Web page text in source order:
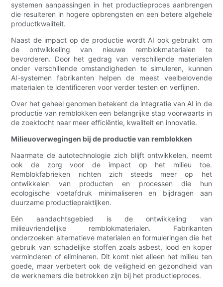
systemen aanpassingen in het productieproces aanbrengen
die resulteren in hogere opbrengsten en een betere algehele
productkwaliteit.
Naast de impact op de productie wordt AI ook gebruikt om
de ontwikkeling van nieuwe remblokmaterialen te
bevorderen. Door het gedrag van verschillende materialen
onder verschillende omstandigheden te simuleren, kunnen
AI-systemen fabrikanten helpen de meest veelbelovende
materialen te identificeren voor verder testen en verfijnen.
Over het geheel genomen betekent de integratie van AI in de
productie van remblokken een belangrijke stap voorwaarts in
de zoektocht naar meer efficiëntie, kwaliteit en innovatie.
Milieuoverwegingen bij de productie van remblokken
Naarmate de autotechnologie zich blijft ontwikkelen, neemt
ook de zorg voor de impact op het milieu toe.
Remblokfabrieken richten zich steeds meer op het
ontwikkelen van producten en processen die hun
ecologische voetafdruk minimaliseren en bijdragen aan
duurzame productiepraktijken.
Eén aandachtsgebied is de ontwikkeling van
milieuvriendelijke remblokmaterialen. Fabrikanten
onderzoeken alternatieve materialen en formuleringen die het
gebruik van schadelijke stoffen zoals asbest, lood en koper
verminderen of elimineren. Dit komt niet alleen het milieu ten
goede, maar verbetert ook de veiligheid en gezondheid van
de werknemers die betrokken zijn bij het productieproces.